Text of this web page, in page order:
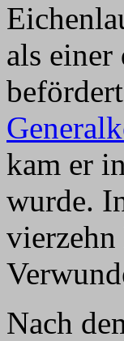
als
kam er
wurde.
Nach